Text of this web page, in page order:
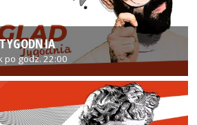
po godz. 22:00